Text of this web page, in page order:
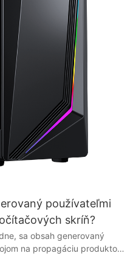
používateľmi
skríň?
podporovať. Záverom možno konštatovať, že obsah generovaný používateľmi zohráva kľúčovú úlohu pri propagácii herných skríň pre PC a ovplyvňovaní nákupných rozhodnutí spotrebiteľov. Dodávatelia a výrobcovia herných skríň pre PC musia aktívne komunikovať so svojimi zákazníkmi, podporovať recenzie a odporúčania používateľov a využívať silu obsahu generovaného používateľmi na prezentáciu svojich produktov a budovanie vernosti značke. Pochopením vplyvu recenzií a odporúčaní používateľov na predaj herných skríň pre PC môžu dodávatelia a výrobcovia herných skríň pre PC efektívne propagovať svoje produkty a udržať si náskok pred konkurenciou v tomto rýchlo sa rozvíjajúcom odvetví. - Využitie sily sociálnych médií pri propagácii herných PC skríň V rýchlo sa meniacom svete technológií a hier sa trh s hernými skriňami pre PC neustále vyvíja. Keďže sa výrobcovia a dodávatelia snažia udržať si náskok pred konkurenciou, jednou zo stratégií, ktorá sa ukázala ako neuveriteľne účinná, je využitie sily sociálnych médií na propagáciu svojich produktov. Obsah generovaný používateľmi sa stal kľúčovým nástrojom v arzenáli výrobcov herných skríň pre PC, čo im umožňuje osloviť širšie publikum a zmysluplnejším spôsobom komunikovať so svojimi zákazníkmi. Herné PC skrinky už nie sú len funkčnými krytmi pre počítačové komponenty; stali sa výrazným prvkom pre hráčov, ktorí chcú prezentovať svoju osobnosť a štýl. Trh s týmito produktmi sa preto stal čoraz konkurenčnejším a výrobcovia a dodávatelia neustále inovujú, aby upútali pozornosť spotrebiteľov. V tomto prostredí sa obsah generovaný používateľmi stal silným nástrojom na propagáciu herných PC skriniek. Výrobcovia herných PC skríň povzbudzovaním zákazníkov k zdieľaniu fotografií, videí a recenzií svojich produktov na platformách sociálnych médií, ako sú Instagram, Facebook a YouTube, môžu vyvolať rozruch okolo svojich produktov a osloviť širšie publikum ako kedykoľvek predtým. Obsah generovaný používateľmi poskytuje úroveň autenticity a dôveryhodnosti, ktorej sa tradičná reklama jednoducho nemôže porovnať, pretože spotrebitelia s väčšou pravdepodobnosťou dôverujú názorom svojich kolegov pred premyslenými marketingovými kampaňami. Okrem zvýšenia povedomia o značke a predaja umožňuje obsah generovaný používateľmi aj výrobcom herných počítačových skríň získať cenné informácie o preferenciách a správaní ich cieľovej skupiny. Monitorovaním a analýzou obsahu, ktorý používatelia zdieľajú, môžu výrobcovia získať hlbšie pochopenie toho, ktoré funkcie a dizajny sú pre spotrebiteľov najatraktívnejšie, čo im umožňuje prispôsobiť svoje produkty tak, aby lepšie vyhovovali potrebám svojich zákazníkov. Okrem toho, obsah generovaný používateľmi sa dá využiť aj na podporu pocitu komunity medzi hráčmi a PC nadšencami. Vytváraním hashtagov a kampaní na sociálnych sieťach, ktoré povzbudzujú používateľov k zdieľaniu svojich nastavení a úprav, môžu výrobcovia herných PC skríň spojiť rovnako zmýšľajúcich ľudí, ktorí zdieľajú vášeň pre hranie hier a technológie. Tento pocit komunity nielen posilňuje lojalitu k značke, ale vytvára aj pocit spolupatričnosti a kamarátstva medzi zákazníkmi. Záverom možno konštatovať, že obsah generovaný používateľmi zohráva kľúčovú úlohu pri propagácii herných PC skríň na dnešnom konkurenčnom trhu. Využitím sily sociálnych médií a povzbudzovaním zákazníkov, aby sa podelili o svoje skúsenosti a výtvory, môžu výrobcovia a dodávatelia herných PC skríň efektívne osloviť svoje publikum, zvýšiť predaj a vybudovať si lojálnu komunitu fanúšikov. Keďže trh s hernými PC skriňami neustále rastie a vyvíja sa, obsah generovaný používateľmi nepochybne zostane kľúčovým nástrojom pre výrobcov, ktorí sa chcú udržať pred konkurenciou a spojiť sa so svojimi zákazníkmi na osobnejšej úrovni. - Zapojenie online komunít s cieľom zvýšiť povedomie o herných počítačových skrinkách V dnešnej digitálnej dobe sa obsah generovaný používateľmi stal hnacou silou v propagácii a zvyšovaní povedomia o herných PC skrinkách. S nástupom online komunít a platforiem sociálnych médií majú spotrebitelia viac príležitostí ako kedykoľvek predtým podeliť sa o svoje myšlienky a skúsenosti s hernými PC skriňami, čím ovplyvňujú nákupné rozhodnutia ostatných. Tento článok skúma kľúčovú úlohu, ktorú zohráva obsah generovaný používateľmi pri propagácii herných PC skríň, a to, ako môž